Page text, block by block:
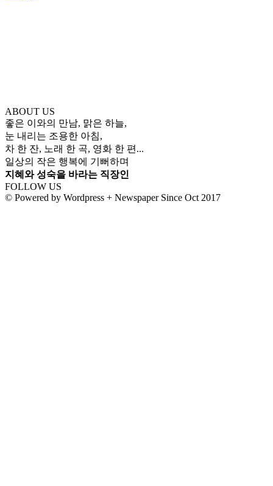
ABOUT US
좋은 이와의 만남, 맑은 하늘,
눈 내리는 조용한 아침,
차 한 잔, 노래 한 곡, 영화 한 편...
일상의 작은 행복에 기뻐하며
지혜와 성숙을 바라는 직장인
FOLLOW US
© Powered by Wordpress + Newspaper Since Oct 2017